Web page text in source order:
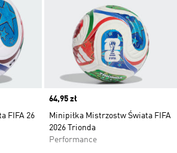
FIFA 26
Price
64,95 zł
Minipiłka Mistrzostw Świata FIFA
2026 Trionda
Performance